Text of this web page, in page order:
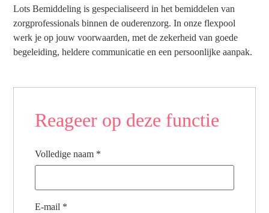
Lots Bemiddeling is gespecialiseerd in het bemiddelen van
zorgprofessionals binnen de ouderenzorg. In onze flexpool
werk je op jouw voorwaarden, met de zekerheid van goede
begeleiding, heldere communicatie en een persoonlijke aanpak.
Reageer op deze functie
Volledige naam *
E-mail *